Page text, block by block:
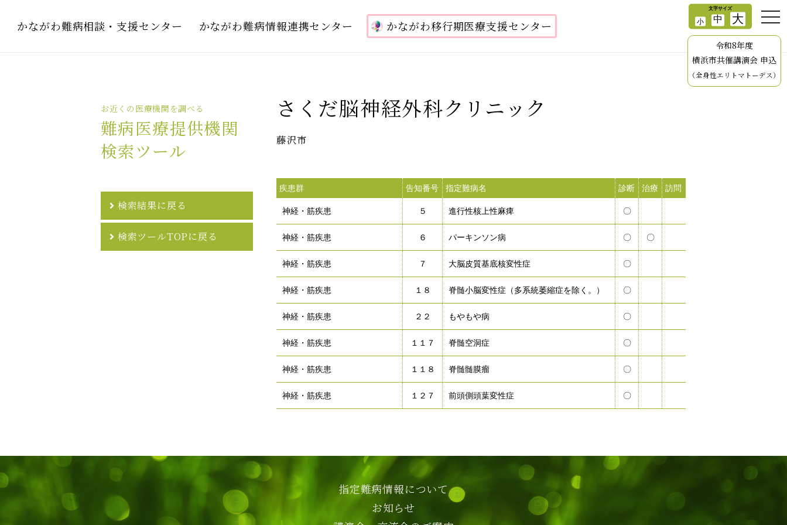
かながわ難病相談・支援センター かながわ難病情報連携センター かながわ移行期医療支援センター
令和8年度
横浜市共催講演会 申込
（全身性エリトマトーデス）
さくだ脳神経外科クリニック
藤沢市
疾患群 告知番号 指定難病名 診断 治療 訪問
神経・筋疾患 ５ 進行性核上性麻痺 〇
神経・筋疾患 ６ パーキンソン病 〇 〇
神経・筋疾患 ７ 大脳皮質基底核変性症 〇
神経・筋疾患 １８ 脊髄小脳変性症（多系統萎縮症を除く。） 〇
神経・筋疾患 ２２ もやもや病 〇
神経・筋疾患 １１７ 脊髄空洞症 〇
神経・筋疾患 １１８ 脊髄髄膜瘤 〇
神経・筋疾患 １２７ 前頭側頭葉変性症 〇
お近くの医療機関を調べる
難病医療提供機関
検索ツール
検索結果に戻る
検索ツールTOPに戻る
指定難病情報について
お知らせ